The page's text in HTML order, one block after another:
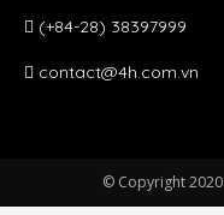
(+84-28) 38397999
contact@4h.com.vn
© Copyright 2020